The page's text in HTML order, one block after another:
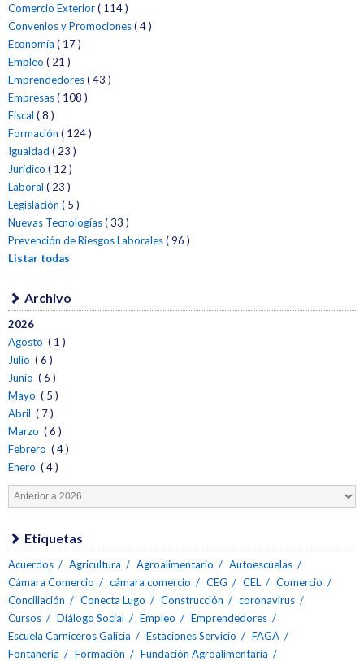
Comercio Exterior( 114 )
Convenios y Promociones( 4 )
Economía ( 17 )
Empleo ( 21 )
Emprendedores( 43 )
Empresas( 108 )
Fiscal ( 8 )
Formación ( 124 )
Igualdad ( 23 )
Jurídico ( 12 )
Laboral ( 23 )
Legislación ( 5 )
Nuevas Tecnologías( 33 )
Prevención de Riesgos Laborales( 96 )
Listar todas
Archivo
2026
Agosto ( 1 )
Julio ( 6 )
Junio ( 6 )
Mayo ( 5 )
Abril ( 7 )
Marzo ( 6 )
Febrero ( 4 )
Enero ( 4 )
Etiquetas
Acuerdos Agricultura Agroalimentario
Autoescuelas
Cámara Comercio
cámara comercio CEG CEL
Comercio
Conciliación
Conecta Lugo Construcción
coronavirus
Cursos
Diálogo Social Empleo
Emprendedores
Escuela Carniceros Galicia
Estaciones Servicio
FAGA
Fontanería
Formación
Fundación Agroalimentaria